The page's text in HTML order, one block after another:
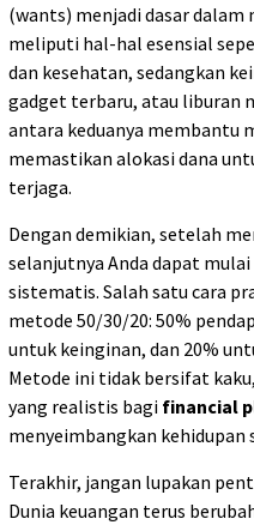
(wants) menjadi dasar dalam
meliputi hal-hal esensial
dan kesehatan, sedangkan
gadget terbaru, atau liburan
antara keduanya membantu
memastikan alokasi dana
terjaga.
Dengan demikian, setelah
selanjutnya Anda dapat
sistematis. Salah satu cara
metode 50/30/20: 50%
untuk keinginan, dan 20%
Metode ini tidak bersifat
yang realistis bagi financial
menyeimbangkan kehidupan
Terakhir, jangan lupakan
Dunia keuangan terus